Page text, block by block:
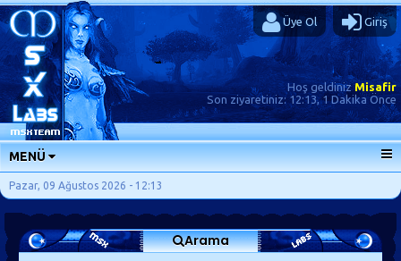
Üye Ol Giriş
Hoş geldinizMisafir
Son ziyaretiniz: 12:13, 1 Dakika Önce
MENÜ
ANA SAYFA
FORUMLAR
SORU-CEVAP
Pazar, 09 Ağustos 2026 - 12:13
Arama